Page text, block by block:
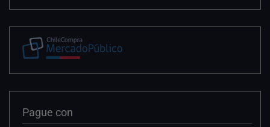
Pague con